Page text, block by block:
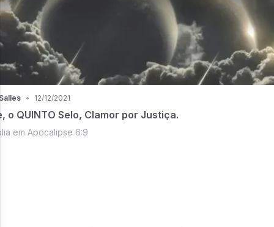
• 12/12/2021
o QUINTO Selo, Clamor por Justiça.
em Apocalipse 6:9